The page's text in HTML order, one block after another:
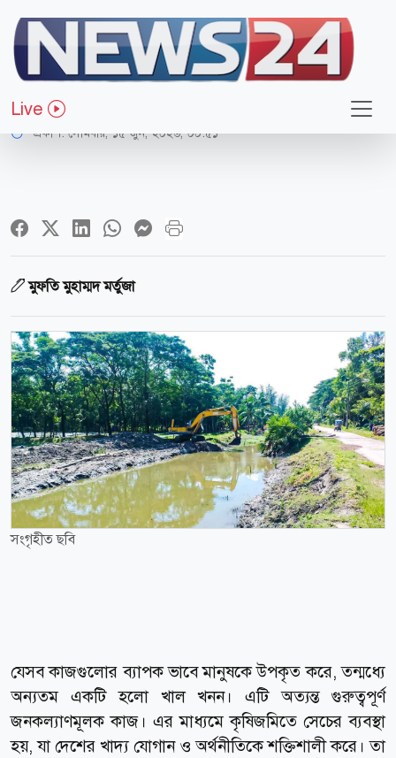
Live
ধর্ম-জীবন
জনকল্যাণে খাল খনন সদকায়ে জারিয়া
প্রকাশ:সোমবার, ১৫ জুন, ২০২৬, ০০:৫১
মুফতি মুহাম্মদ মর্তুজা
সংগৃহীত ছবি
যেসব কাজগুলোর ব্যাপক ভাবে মানুষকে উপকৃত করে, তন্মধ্যে
অন্যতম একটি হলো খাল খনন। এটি অত্যন্ত গুরুত্বপূর্ণ
জনকল্যাণমূলক কাজ। এর মাধ্যমে কৃষিজমিতে সেচের ব্যবস্থা
হয়, যা দেশের খাদ্য যোগান ও অর্থনীতিকে শক্তিশালী করে। তা